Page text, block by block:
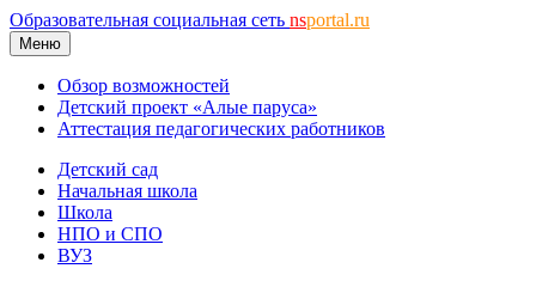
Образовательная социальная сеть nsportal.ru
Меню
Обзор возможностей
Детский проект «Алые паруса»
Аттестация педагогических работников
Детский сад
Начальная школа
Школа
НПО и СПО
ВУЗ